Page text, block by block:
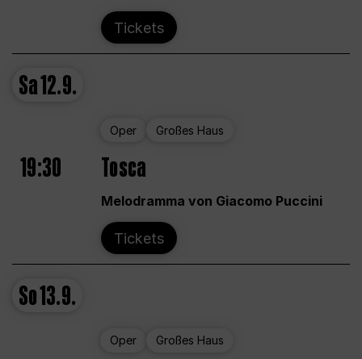
Tickets
Sa12.9.
Oper Großes Haus
19:30 Tosca
Melodramma von Giacomo Puccini
Tickets
So13.9.
Oper Großes Haus